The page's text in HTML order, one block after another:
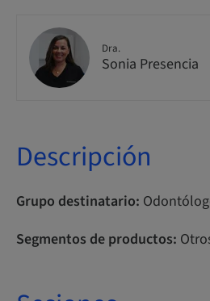
Dra.
Sonia Presencia
Descripción
Grupo destinatario:
Segmentos de productos: